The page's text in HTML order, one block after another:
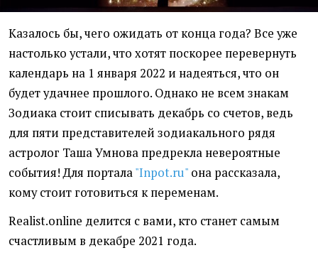
Казалось бы, чего ожидать от конца года? Все уже
настолько устали, что хотят поскорее перевернуть
календарь на 1 января 2022 и надеяться, что он
будет удачнее прошлого. Однако не всем знакам
Зодиака стоит списывать декабрь со счетов, ведь
для пяти представителей зодиакального рядя
астролог Таша Умнова предрекла невероятные
события! Для портала"Inpot.ru" она рассказала,
кому стоит готовиться к переменам.
Realist.online делится с вами, кто станет самым
счастливым в декабре 2021 года.